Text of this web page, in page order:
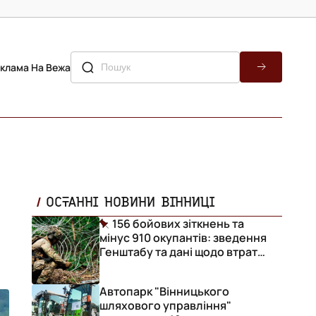
На Вежа
ОСТАННІ НОВИНИ ВІННИЦІ
156 бойових зіткнень та
мінус 910 окупантів: зведення
Генштабу та дані щодо втрат
Автопарк "Вінницького
шляхового управління"